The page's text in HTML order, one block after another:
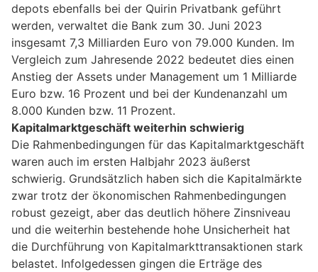
depots ebenfalls bei der Quirin Privatbank geführt
werden, verwaltet die Bank zum 30. Juni 2023
insgesamt 7,3 Milliarden Euro von 79.000 Kunden. Im
Vergleich zum Jahresende 2022 bedeutet dies einen
Anstieg der Assets under Management um 1 Milliarde
Euro bzw. 16 Prozent und bei der Kundenanzahl um
8.000 Kunden bzw. 11 Prozent.
Kapitalmarktgeschäft weiterhin schwierig
Die Rahmenbedingungen für das Kapitalmarktgeschäft
waren auch im ersten Halbjahr 2023 äußerst
schwierig. Grundsätzlich haben sich die Kapitalmärkte
zwar trotz der ökonomischen Rahmenbedingungen
robust gezeigt, aber das deutlich höhere Zinsniveau
und die weiterhin bestehende hohe Unsicherheit hat
die Durchführung von Kapitalmarkttransaktionen stark
belastet. Infolgedessen gingen die Erträge des